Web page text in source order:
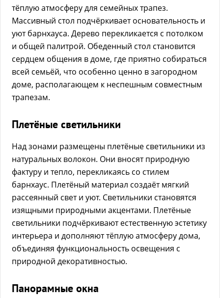
тёплую атмосферу для семейных трапез.
Массивный стол подчёркивает основательность и
уют барнхауса. Дерево перекликается с потолком
и общей палитрой. Обеденный стол становится
сердцем общения в доме, где приятно собираться
всей семьёй, что особенно ценно в загородном
доме, располагающем к неспешным совместным
трапезам.
Плетёные светильники
Над зонами размещены плетёные светильники из
натуральных волокон. Они вносят природную
фактуру и тепло, перекликаясь со стилем
барнхаус. Плетёный материал создаёт мягкий
рассеянный свет и уют. Светильники становятся
изящными природными акцентами. Плетёные
светильники подчёркивают естественную эстетику
интерьера и дополняют тёплую атмосферу дома,
объединяя функциональность освещения с
природной декоративностью.
Панорамные окна